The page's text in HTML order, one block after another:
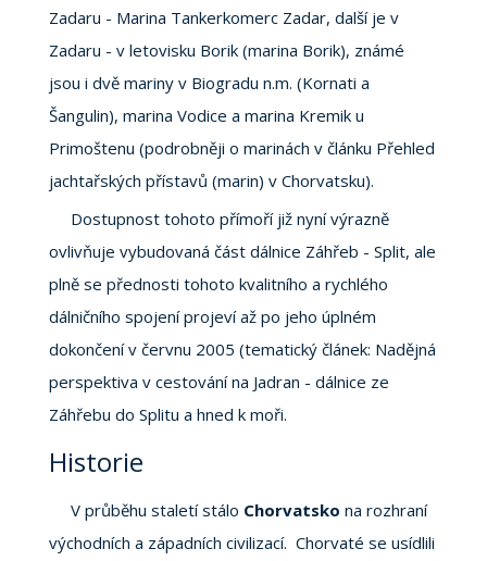
Zadaru - Marina Tankerkomerc Zadar, další je v
Zadaru - v letovisku Borik (marina Borik), známé
jsou i dvě mariny v Biogradu n.m. (Kornati a
Šangulin), marina Vodice a marina Kremik u
Primoštenu (podrobněji o marinách v článku Přehled
jachtařských přístavů (marin) v Chorvatsku).
Dostupnost tohoto přímoří již nyní výrazně
ovlivňuje vybudovaná část dálnice Záhřeb - Split, ale
plně se přednosti tohoto kvalitního a rychlého
dálničního spojení projeví až po jeho úplném
dokončení v červnu 2005 (tematický článek: Nadějná
perspektiva v cestování na Jadran - dálnice ze
Záhřebu do Splitu a hned k moři.
Historie
V průběhu staletí stálo Chorvatsko na rozhraní
východních a západních civilizací. Chorvaté se usídlili